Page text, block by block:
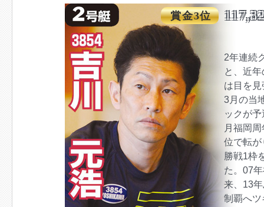
賞金3位
2年連続
と、近
は目を
3月の当
ックが
月福岡
位で転が
勝戦1枠
た。07
来、13
制覇へツ